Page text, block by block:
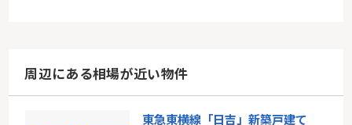
周辺にある相場が近い物件
東急東横線「日吉」新築戸建て